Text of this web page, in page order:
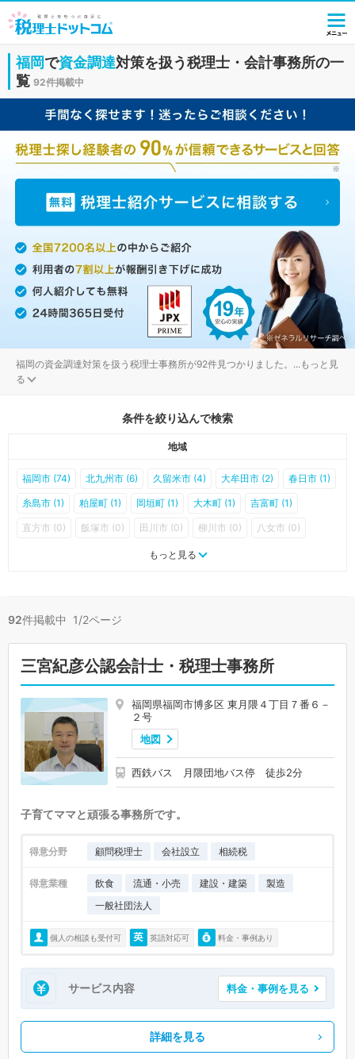
福岡で資金調達対策を扱う税理士・会計事務所の一
覧 92件掲載中
福岡の資金調達対策を扱う税理士事務所が92件見つかりました。 ...もっと見
る
条件を絞り込んで検索
地域
福岡市 (74) 北九州市 (6) 久留米市 (4) 大牟田市 (2) 春日市 (1)
糸島市 (1) 粕屋町 (1) 岡垣町 (1) 大木町 (1) 吉富町 (1)
直方市 (0) 飯塚市 (0) 田川市 (0) 柳川市 (0) 八女市 (0)
行橋市 (0) 豊前市 (0)
朝倉市 (0) みやま市 (0)
芦屋町 (0) 水巻町 (0) 遠賀町 (0) 小竹町 (0) 鞍手町 (0)
桂川町 (0) 筑前町 (0) 東峰村 (0) 大刀洗町 (0) 広川町 (0)
香春町 (0) 添田町 (0) 糸田町 (0)
赤村 (0) 福智町 (0) 苅田町 (0)
築上町 (0)
もっと見る
92件掲載中 1/2ページ
三宮紀彦公認会計士・税理士事務所
福岡県福岡市博多区 東月隈４丁目７番６－
２号
地図
西鉄バス 月隈団地バス停 徒歩2分
子育てママと頑張る事務所です。
得意分野 顧問税理士 会社設立 相続税
得意業種 飲食 流通・小売 建設・建築
製造
一般社団法人
個人の相談も受付可 英語対応可 料金・事例あり
サービス内容 料金・事例を見る
詳細を見る